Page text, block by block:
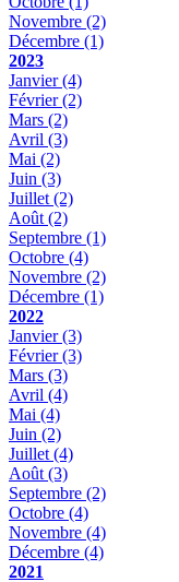
Novembre (2)
Décembre (1)
2023
Janvier(4)
Février(2)
Mars (2)
Avril (3)
Mai (2)
Juin (3)
Juillet (2)
Août (2)
Septembre (1)
Octobre (4)
Novembre (2)
Décembre (1)
2022
Janvier(3)
Février(3)
Mars (3)
Avril (4)
Mai (4)
Juin (2)
Juillet (4)
Août (3)
Septembre (2)
Octobre (4)
Novembre (4)
Décembre (4)
2021